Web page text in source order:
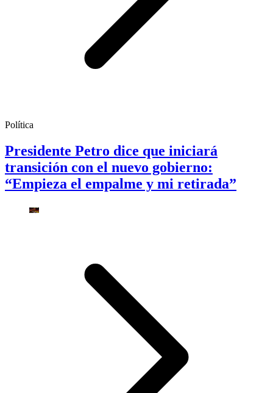
Política
Presidente Petro dice que iniciará
transición con el nuevo gobierno:
“Empieza el empalme y mi retirada”